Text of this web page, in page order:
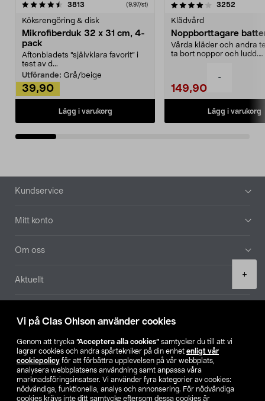
Vi på Clas Ohlson använder cookies
Genom att trycka ”Acceptera alla cookies” samtycker du till att vi
lagrar cookies och andra spårtekniker på din enhet enligt vår
cookiepolicy för att förbättra upplevelsen på vår webbplats,
analysera webbplatsens användning samt anpassa våra
marknadsföringsinsatser. Vi använder fyra kategorier av cookies:
nödvändiga, funktionella, analys och annonsering. För nödvändiga
cookies krävs inte ditt samtycke eftersom dessa cookies är
-
+
3813 (9,97/st)
Köksrengöring & disk
Mikrofiberduk 32 x 31 cm, 4-
pack
Aftonbladets "självklara favorit” i
test av d...
Utförande: Grå/beige
39,90
Lägg i varukorg
4.0av 5 stjärnor 3252
Klädvård
Noppborttagare
Vårda kläder och andra
ta bort noppor och ludd.
149,90
Lägg i varukorg
4.5av 5 stjärnor
Sidfot
Kundservice
Mitt konto
Om oss
Aktuellt
Hitta butik
SE NO FI